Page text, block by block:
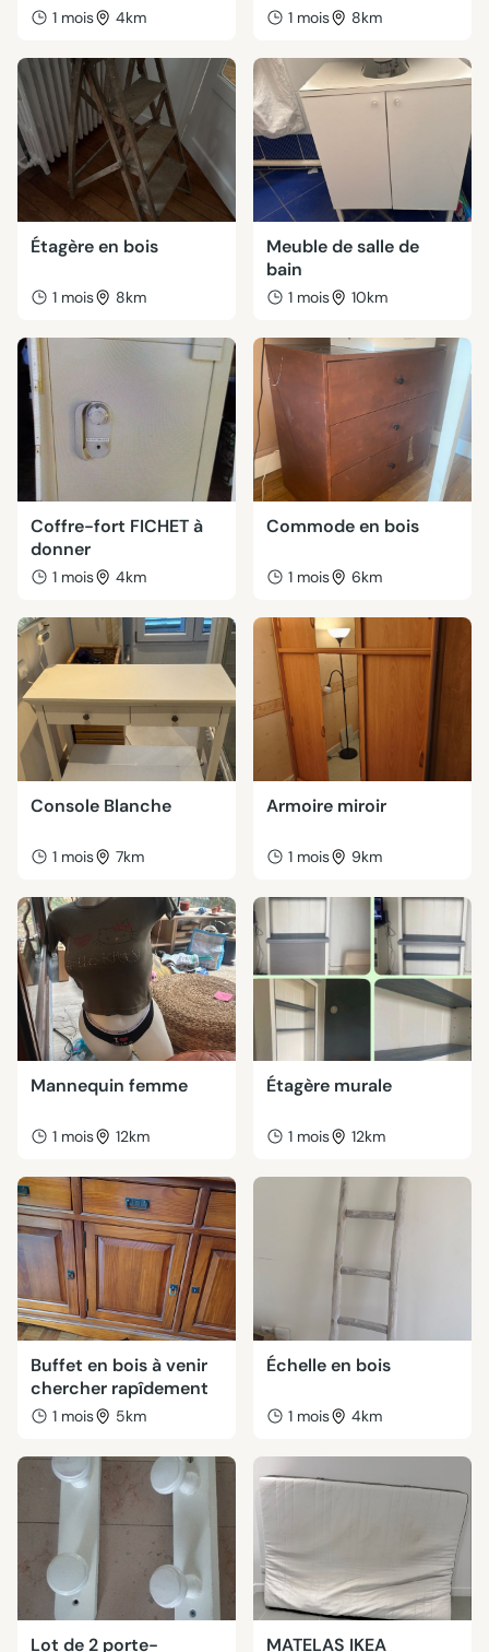
1 mois 4km 1 mois 8km
Étagère en bois
1 mois 8km
Meuble de salle de
bain
1 mois 10km
Coffre-fort FICHET à
donner
1 mois 4km
Commode en bois
1 mois 6km
Console Blanche
1 mois 7km
Armoire miroir
1 mois 9km
Mannequin femme
1 mois 12km
Étagère murale
1 mois 12km
Buffet en bois à venir
chercher rapîdement
1 mois 5km
Échelle en bois
1 mois 4km
Lot de 2 porte-
MATELAS IKEA